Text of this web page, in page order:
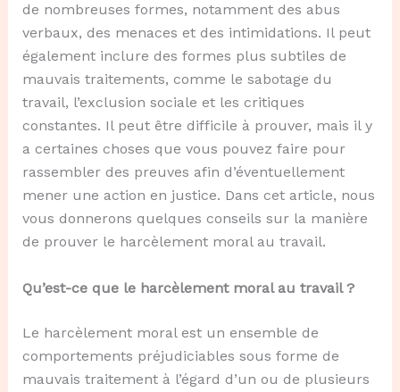
de nombreuses formes, notamment des abus
verbaux, des menaces et des intimidations. Il peut
également inclure des formes plus subtiles de
mauvais traitements, comme le sabotage du
travail, l’exclusion sociale et les critiques
constantes. Il peut être difficile à prouver, mais il y
a certaines choses que vous pouvez faire pour
rassembler des preuves afin d’éventuellement
mener une action en justice. Dans cet article, nous
vous donnerons quelques conseils sur la manière
de prouver le harcèlement moral au travail.
Qu’est-ce que le harcèlement moral au travail ?
Le harcèlement moral est un ensemble de
comportements préjudiciables sous forme de
mauvais traitement à l’égard d’un ou de plusieurs